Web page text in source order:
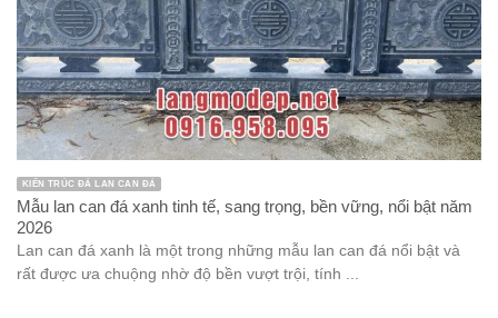
KIẾN TRÚC ĐÁ LAN CAN ĐÁ
Mẫu lan can đá xanh tinh tế, sang trọng, bền vững, nổi bật năm
2026
Lan can đá xanh là một trong những mẫu lan can đá nổi bật và
rất được ưa chuộng nhờ độ bền vượt trội, tính ...